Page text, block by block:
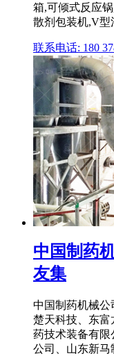
箱,可倾式反应
散剂包装机,V型
联系电话: 180
中国制药
友集
中国制药机械公
楚天科技、东富
药技术装备有限
公司、山东新